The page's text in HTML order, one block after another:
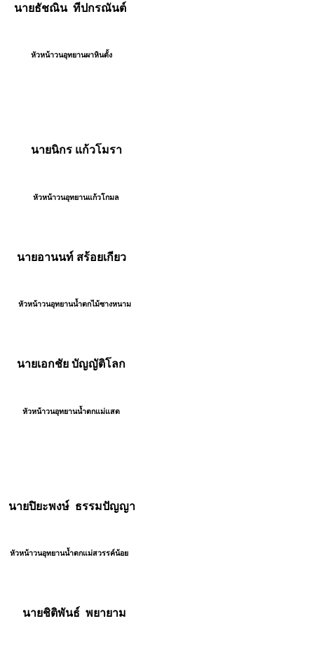
ธัชณิน ทีปกรณันต์
น้าวนอุทยานผาหินตั้ง
นิกร แก้วโมรา
น้าวนอุทยานแก้วโกมล
อานนท์ สร้อยเกียว
าวนอุทยานน้ำตกไม้ซางหนาม
เอกชัย บัญญัติโลก
าวนอุทยานน้ำตกแม่แสด
ปิยะพงษ์ ธรรมปัญญา
าวนอุทยานน้ำตกแม่สวรรค์น้อย
ชิติพันธ์ พยายาม